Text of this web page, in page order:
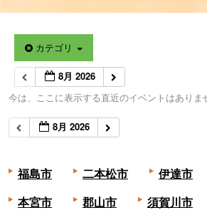
カテゴリ
8月 2026
今は、ここに表示する直近のイベントはありま
8月 2026
福島市 二本松市 伊達市
本宮市 郡山市 須賀川市